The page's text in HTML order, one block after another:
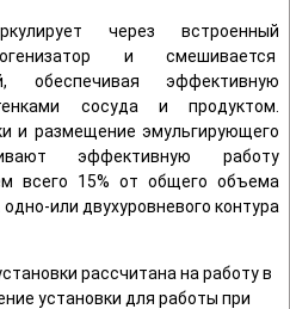
через встроенный
и смешивается
обеспечивая эффективную
сосуда и продуктом.
и размещение эмульгирующего
эффективную работу
всего 15% от общего объема
или двухуровневого контура
рассчитана на работу в
установки для работы при